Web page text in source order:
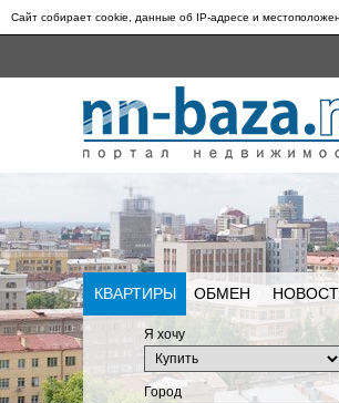
Сайт собирает cookie, данные об IP-адресе и
КВАРТИРЫ ОБМЕН
Я хочу
Город